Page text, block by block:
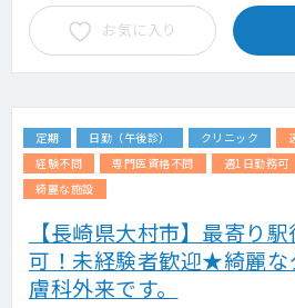
お気に入り
定期 日勤（午後診） クリニック
経験不問
専門医資格不問 週1日勤務可
綺麗な施設
【長崎県大村市】最寄り
可！未経験者歓迎★綺麗な
膚科外来です。